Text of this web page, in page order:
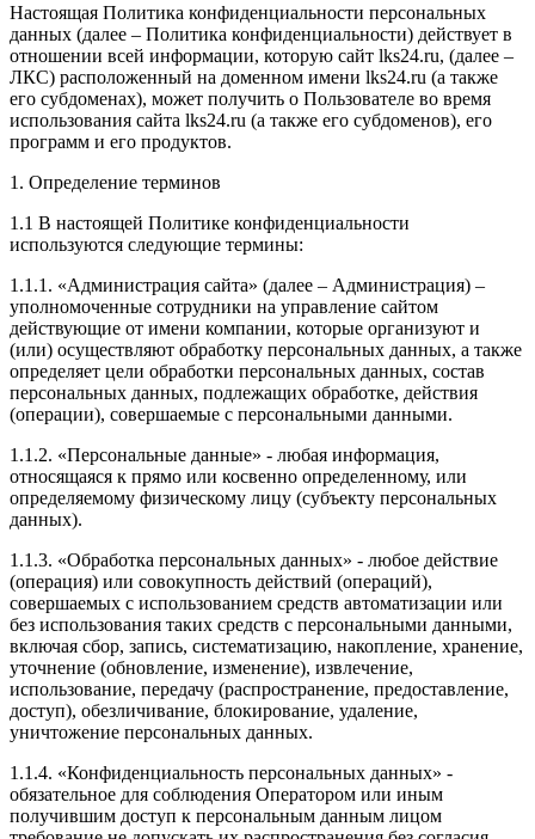
Настоящая Политика конфиденциальности персональных
данных (далее – Политика конфиденциальности) действует в
отношении всей информации, которую сайт lks24.ru, (далее –
ЛКС) расположенный на доменном имени lks24.ru (а также
его субдоменах), может получить о Пользователе во время
использования сайта lks24.ru (а также его субдоменов), его
программ и его продуктов.
1. Определение терминов
1.1 В настоящей Политике конфиденциальности
используются следующие термины:
1.1.1. «Администрация сайта» (далее – Администрация) –
уполномоченные сотрудники на управление сайтом
действующие от имени компании, которые организуют и
(или) осуществляют обработку персональных данных, а также
определяет цели обработки персональных данных, состав
персональных данных, подлежащих обработке, действия
(операции), совершаемые с персональными данными.
1.1.2. «Персональные данные» - любая информация,
относящаяся к прямо или косвенно определенному, или
определяемому физическому лицу (субъекту персональных
данных).
1.1.3. «Обработка персональных данных» - любое действие
(операция) или совокупность действий (операций),
совершаемых с использованием средств автоматизации или
без использования таких средств с персональными данными,
включая сбор, запись, систематизацию, накопление, хранение,
уточнение (обновление, изменение), извлечение,
использование, передачу (распространение, предоставление,
доступ), обезличивание, блокирование, удаление,
уничтожение персональных данных.
1.1.4. «Конфиденциальность персональных данных» -
обязательное для соблюдения Оператором или иным
получившим доступ к персональным данным лицом